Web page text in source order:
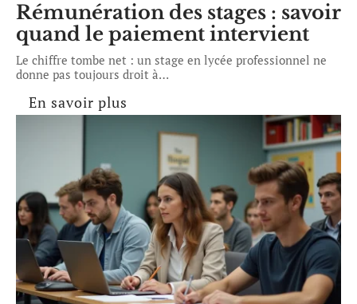
Rémunération des stages : savoir
quand le paiement intervient
Le chiffre tombe net : un stage en lycée professionnel ne
donne pas toujours droit à…
En savoir plus